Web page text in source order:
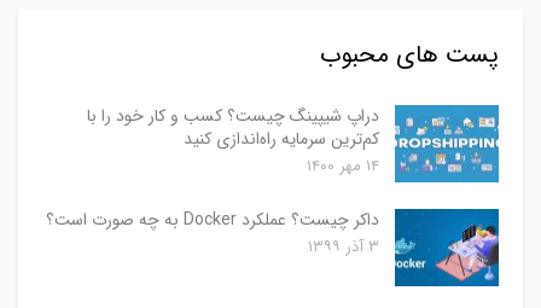
پست های محبوب
دراپ شیپینگ چیست؟ کسب و کار خود را با
کم‌ترین سرمایه راه‌اندازی کنید
۱۴ مهر ۱۴۰۰
داکر چیست؟ عملکرد Docker به چه صورت است؟
۳ آذر ۱۳۹۹